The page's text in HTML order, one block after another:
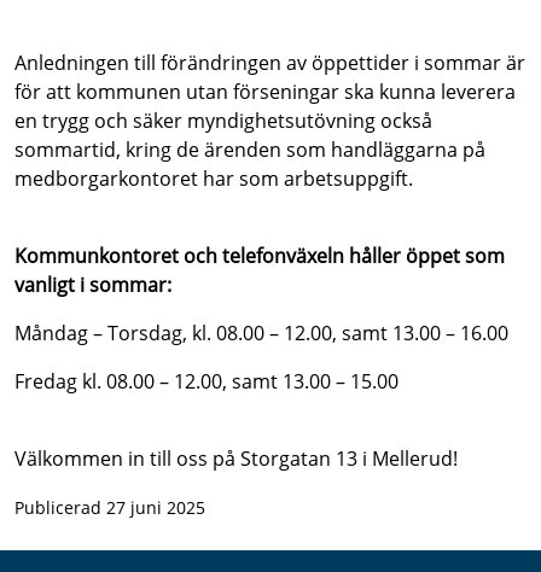
Anledningen till förändringen av öppettider i sommar är
för att kommunen utan förseningar ska kunna leverera
en trygg och säker myndighetsutövning också
sommartid, kring de ärenden som handläggarna på
medborgarkontoret har som arbetsuppgift.
Kommunkontoret och telefonväxeln håller öppet som
vanligt i sommar:
Måndag – Torsdag, kl. 08.00 – 12.00, samt 13.00 – 16.00
Fredag kl. 08.00 – 12.00, samt 13.00 – 15.00
Välkommen in till oss på Storgatan 13 i Mellerud!
Publicerad 27 juni 2025